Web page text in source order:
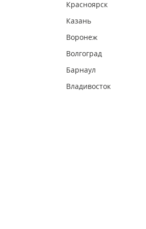
Красноярск
Казань
Воронеж
Волгоград
Барнаул
Владивосток